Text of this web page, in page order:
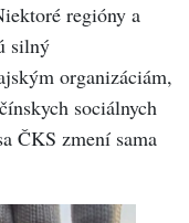
regióny a
silný
organizáciám,
sociálnych
ČKS zmení sama